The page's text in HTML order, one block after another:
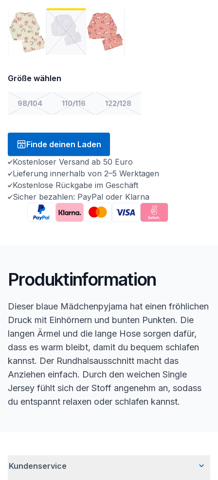
Größe wählen
98/104 110/116 122/128
Finde deinen Laden
Kostenloser Versand ab 50 Euro
Lieferung innerhalb von 2–5 Werktagen
Kostenlose Rückgabe im Geschäft
Sicher bezahlen: PayPal oder Klarna
Produktinformation
Dieser blaue Mädchenpyjama hat einen fröhlichen
Druck mit Einhörnern und bunten Punkten. Die
langen Ärmel und die lange Hose sorgen dafür,
dass es warm bleibt, damit du bequem schlafen
kannst. Der Rundhalsausschnitt macht das
Anziehen einfach. Durch den weichen Single
Jersey fühlt sich der Stoff angenehm an, sodass
du entspannt relaxen oder schlafen kannst.
Kundenservice